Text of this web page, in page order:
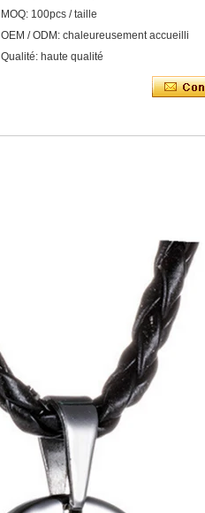
MOQ: 100pcs / taille
OEM / ODM: chaleureusement accueilli
Qualité: haute qualité